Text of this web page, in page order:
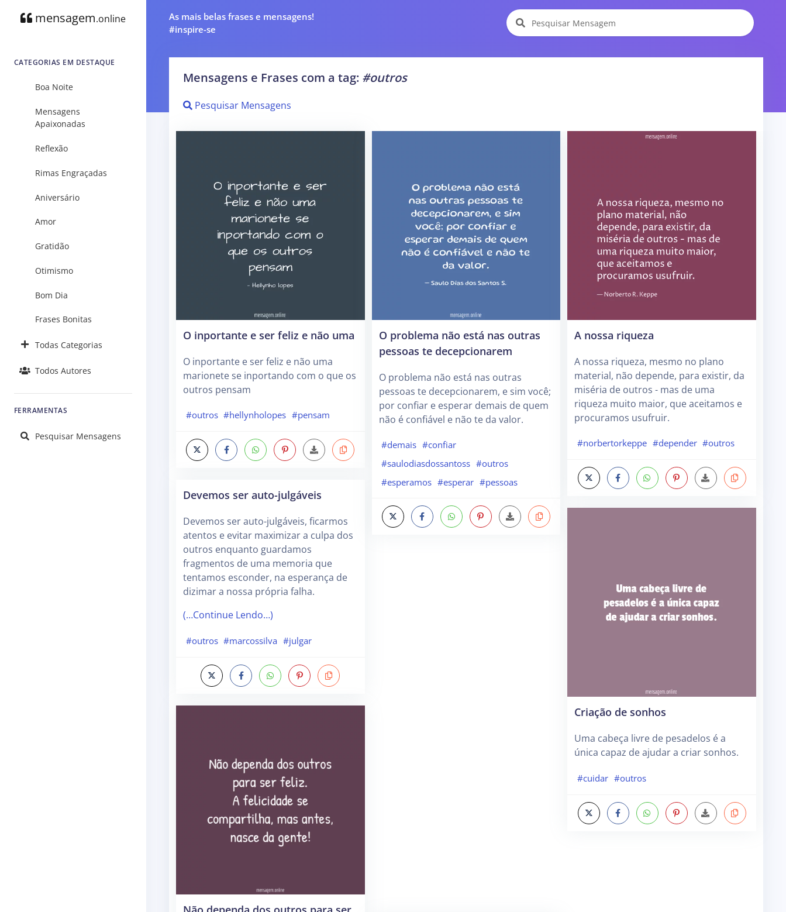
mensagem.online
CATEGORIAS EM DESTAQUE
Boa Noite
Mensagens
Apaixonadas
Reflexão
Rimas Engraçadas
Aniversário
Amor
Gratidão
Otimismo
Bom Dia
Frases Bonitas
Todas Categorias
Todos Autores
FERRAMENTAS
Pesquisar Mensagens
As mais belas frases e mensagens!
#inspire-se
Mensagens e Frases com a tag: #outros
Pesquisar Mensagens
O inportante e ser feliz e não uma
O inportante e ser feliz e não uma
marionete se inportando com o que os
outros pensam
#outros #hellynholopes #pensam
Devemos ser auto-julgáveis
Devemos ser auto-julgáveis, ficarmos
atentos e evitar maximizar a culpa dos
outros enquanto guardamos
fragmentos de uma memoria que
tentamos esconder, na esperança de
dizimar a nossa própria falha.
(…Continue Lendo…)
#outros #marcossilva #julgar
Não dependa dos outros para ser
O problema não está nas outras
pessoas te decepcionarem
O problema não está nas outras
pessoas te decepcionarem, e sim você;
por confiar e esperar demais de quem
não é confiável e não te da valor.
#demais #confiar
#saulodiasdossantoss #outros
#esperamos #esperar #pessoas
A nossa riqueza
A nossa riqueza, mesmo no plano
material, não depende, para existir, da
miséria de outros - mas de uma
riqueza muito maior, que aceitamos e
procuramos usufruir.
#norbertorkeppe #depender #outros
Criação de sonhos
Uma cabeça livre de pesadelos é a
única capaz de ajudar a criar sonhos.
#cuidar #outros